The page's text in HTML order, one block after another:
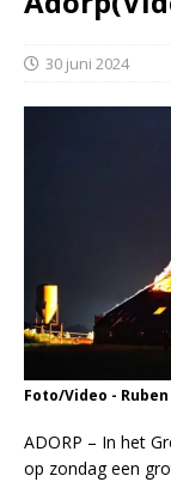
30 juni 2024
Foto/Video -
ADORP – In het
op zondag een